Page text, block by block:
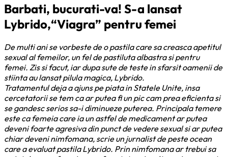
Barbati, bucurati-va! S-a lansat
Lybrido,“Viagra” pentru femei
De multi ani se vorbeste de o pastila care sa creasca apetitul
sexual al femeilor, un fel de pastiluta albastra si pentru
femei. Zis si facut, iar dupa sute de teste in sfarsit oamenii de
stiinta au lansat pilula magica, Lybrido.
Tratamentul deja a ajuns pe piata in Statele Unite, insa
cercetatorii se tem ca ar putea fi un pic cam prea eficienta si
se gandesc serios sa-i diminueze puterea. Principala temere
este ca femeia care ia un astfel de medicament ar putea
deveni foarte agresiva din punct de vedere sexual si ar putea
chiar deveni nimfomana, scrie un jurnalist de peste ocean
care a evaluat pastila Lybrido. Prin nimfomana ar trebui sa